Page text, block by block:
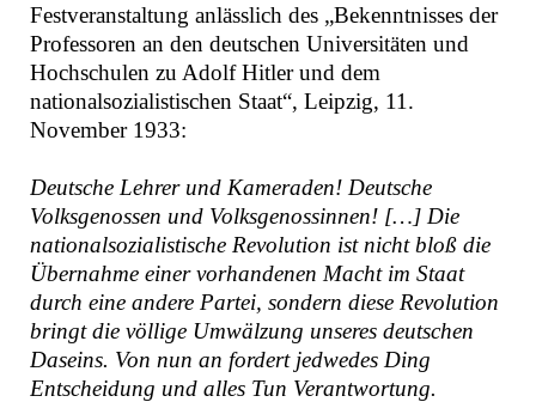
Festveranstaltung anlässlich des „Bekenntnisses der
Professoren an den deutschen Universitäten und
Hochschulen zu Adolf Hitler und dem
nationalsozialistischen Staat“, Leipzig, 11.
November 1933:
Deutsche Lehrer und Kameraden! Deutsche
Volksgenossen und Volksgenossinnen! […] Die
nationalsozialistische Revolution ist nicht bloß die
Übernahme einer vorhandenen Macht im Staat
durch eine andere Partei, sondern diese Revolution
bringt die völlige Umwälzung unseres deutschen
Daseins. Von nun an fordert jedwedes Ding
Entscheidung und alles Tun Verantwortung.